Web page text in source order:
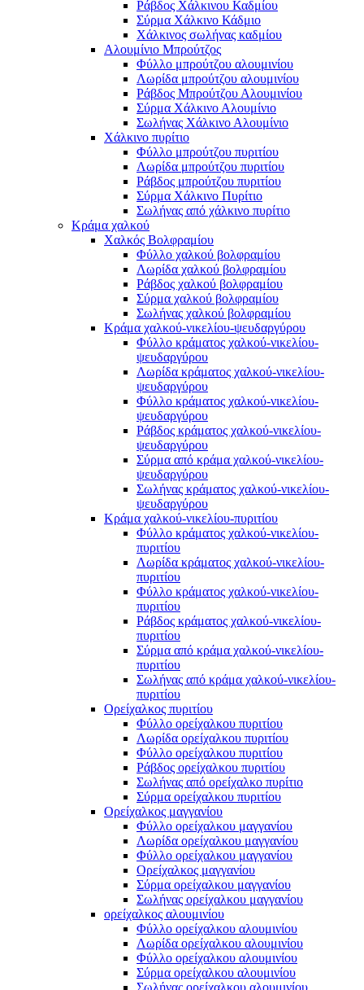
Ράβδος Χάλκινου Καδμίου
Σύρμα Χάλκινο Κάδμιο
Χάλκινος σωλήνας καδμίου
Αλουμίνιο Μπρούτζος
Φύλλο μπρούτζου αλουμινίου
Λωρίδα μπρούτζου αλουμινίου
Ράβδος Μπρούτζου Αλουμινίου
Σύρμα Χάλκινο Αλουμίνιο
Σωλήνας Χάλκινο Αλουμίνιο
Χάλκινο πυρίτιο
Φύλλο μπρούτζου πυριτίου
Λωρίδα μπρούτζου πυριτίου
Ράβδος μπρούτζου πυριτίου
Σύρμα Χάλκινο Πυρίτιο
Σωλήνας από χάλκινο πυρίτιο
Κράμα χαλκού
Χαλκός Βολφραμίου
Φύλλο χαλκού βολφραμίου
Λωρίδα χαλκού βολφραμίου
Ράβδος χαλκού βολφραμίου
Σύρμα χαλκού βολφραμίου
Σωλήνας χαλκού βολφραμίου
Κράμα χαλκού-νικελίου-ψευδαργύρου
Φύλλο κράματος χαλκού-νικελίου-
ψευδαργύρου
Λωρίδα κράματος χαλκού-νικελίου-
ψευδαργύρου
Φύλλο κράματος χαλκού-νικελίου-
ψευδαργύρου
Ράβδος κράματος χαλκού-νικελίου-
ψευδαργύρου
Σύρμα από κράμα χαλκού-νικελίου-
ψευδαργύρου
Σωλήνας κράματος χαλκού-νικελίου-
ψευδαργύρου
Κράμα χαλκού-νικελίου-πυριτίου
Φύλλο κράματος χαλκού-νικελίου-
πυριτίου
Λωρίδα κράματος χαλκού-νικελίου-
πυριτίου
Φύλλο κράματος χαλκού-νικελίου-
πυριτίου
Ράβδος κράματος χαλκού-νικελίου-
πυριτίου
Σύρμα από κράμα χαλκού-νικελίου-
πυριτίου
Σωλήνας από κράμα χαλκού-νικελίου-
πυριτίου
Ορείχαλκος πυριτίου
Φύλλο ορείχαλκου πυριτίου
Λωρίδα ορείχαλκου πυριτίου
Φύλλο ορείχαλκου πυριτίου
Ράβδος ορείχαλκου πυριτίου
Σωλήνας από ορείχαλκο πυρίτιο
Σύρμα ορείχαλκου πυριτίου
Ορείχαλκος μαγγανίου
Φύλλο ορείχαλκου μαγγανίου
Λωρίδα ορείχαλκου μαγγανίου
Φύλλο ορείχαλκου μαγγανίου
Ορείχαλκος μαγγανίου
Σύρμα ορείχαλκου μαγγανίου
Σωλήνας ορείχαλκου μαγγανίου
ορείχαλκος αλουμινίου
Φύλλο ορείχαλκου αλουμινίου
Λωρίδα ορείχαλκου αλουμινίου
Φύλλο ορείχαλκου αλουμινίου
Σύρμα ορείχαλκου αλουμινίου
Σωλήνας ορείχαλκου αλουμινίου